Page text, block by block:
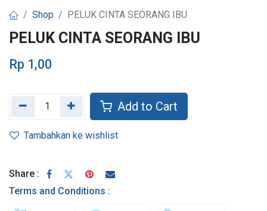
Shop PELUK CINTA SEORANG IBU
PELUK CINTA SEORANG IBU
Rp 1,00
Add to Cart
Tambahkan ke wishlist
Share :
Terms and Conditions :